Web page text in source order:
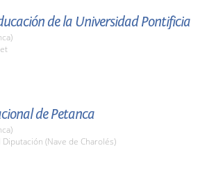
de la Universidad Pontificia
de Petanca
(Nave de Charolés)